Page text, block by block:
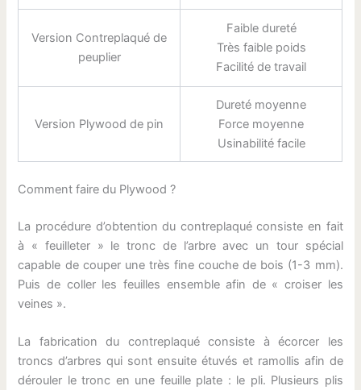
Version Contreplaqué de
peuplier
Faible dureté
Très faible poids
Facilité de travail
Version Plywood de pin
Dureté moyenne
Force moyenne
Usinabilité facile
Comment faire du Plywood ?
La procédure d’obtention du contreplaqué consiste en fait
à « feuilleter » le tronc de l’arbre avec un tour spécial
capable de couper une très fine couche de bois (1-3 mm).
Puis de coller les feuilles ensemble afin de « croiser les
veines ».
La fabrication du contreplaqué consiste à écorcer les
troncs d’arbres qui sont ensuite étuvés et ramollis afin de
dérouler le tronc en une feuille plate : le pli. Plusieurs plis